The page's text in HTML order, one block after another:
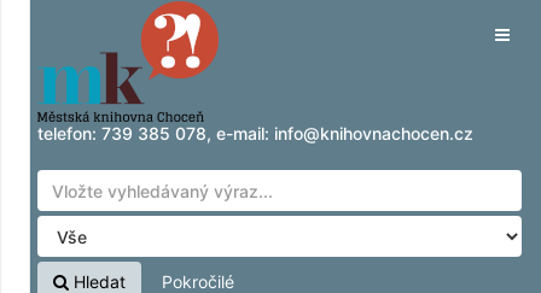
Přeskočit na obsah
telefon: 739 385 078, e-mail: info@knihovnachocen.cz
Hledat Pokročilé